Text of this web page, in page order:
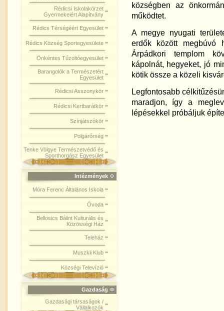
Rédicsi Iskolakörzet
Gyermekeiért Alapítvány
Rédics Térségéért Egyesület
Rédics Község Sportegyesülete
Önkéntes Tűzoltóegyesület
Barangolók a Természetért
Egyesület
Rédicsi Asszonykör
Rédicsi Kertbarátkör
Színjátszókör
Polgárőrség
Tenke Völgye Természetvédő és
Sporthorgász Egyesület
Intézmények
Móra Ferenc Általános Iskola
Óvoda
Bellosics Bálint Kulturális és
Közösségi Ház
Teleház
Muszkli Klub
Községi Televízió
Gazdaság
Gazdasági társaságok /
Vállalkozók
községben az
működtet.
A megye nyugati
erdők között megbúvó
Árpádkori templom
kápolnát, hegyeket, jó
kötik össze a közeli
Legfontosabb
maradjon, így a
lépésekkel próbáljuk